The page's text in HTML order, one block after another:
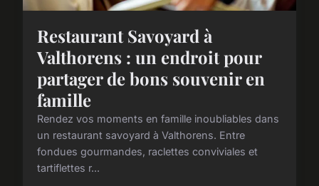
Restaurant Savoyard à
Valthorens : un endroit pour
partager de bons souvenir en
famille
Rendez vos moments en famille inoubliables dans
un restaurant savoyard à Valthorens. Entre
fondues gourmandes, raclettes conviviales et
tartiflettes r...